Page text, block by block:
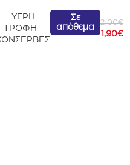
ΥΓΡΗ
ΤΡΟΦΗ -
Σε
απόθεμα
2,00€
1,90€